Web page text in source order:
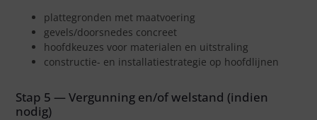
plattegronden met maatvoering
gevels/doorsnedes concreet
hoofdkeuzes voor materialen en uitstraling
constructie- en installatiestrategie op hoofdlijnen
Stap 5 — Vergunning en/of welstand (indien
nodig)